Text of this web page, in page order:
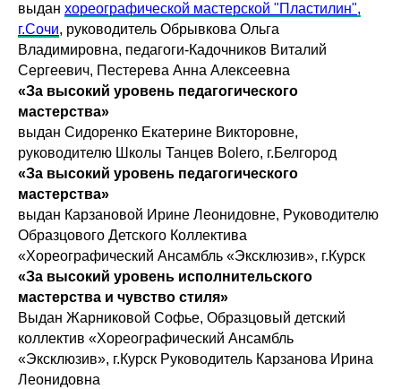
выдан хореографической мастерской "Пластилин",
г.Сочи, руководитель Обрывкова Ольга
Владимировна, педагоги-Кадочников Виталий
Сергеевич, Пестерева Анна Алексеевна
«За высокий уровень педагогического
мастерства»
выдан Сидоренко Екатерине Викторовне,
руководителю Школы Танцев Bolero, г.Белгород
«За высокий уровень педагогического
мастерства»
выдан Карзановой Ирине Леонидовне, Руководителю
Образцового Детского Коллектива
«Хореографический Ансамбль «Эксклюзив», г.Курск
«За высокий уровень исполнительского
мастерства и чувство стиля»
Выдан Жарниковой Софье, Образцовый детский
коллектив «Хореографический Ансамбль
«Эксклюзив», г.Курск Руководитель Карзанова Ирина
Леонидовна